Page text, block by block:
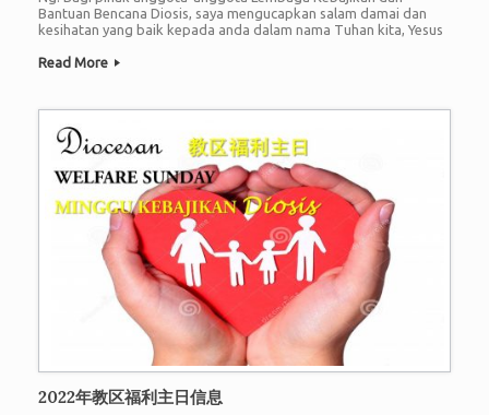
Bantuan Bencana Diosis, saya mengucapkan salam damai dan
kesihatan yang baik kepada anda dalam nama Tuhan kita, Yesus
yang jatuh pada minggu Ahad pertama bulan Jun ini, saya ingin
Read More
2022年教区福利主日信息